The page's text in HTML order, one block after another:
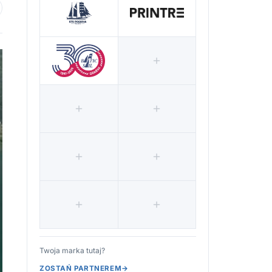
ulubionych
Twoja marka tutaj?
ZOSTAŃ PARTNEREM→